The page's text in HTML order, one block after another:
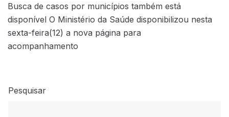
Busca de casos por municípios também está
disponível O Ministério da Saúde disponibilizou nesta
sexta-feira(12) a nova página para
acompanhamento
Pesquisar